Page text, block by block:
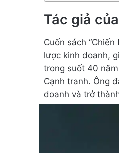
Tác giả
Cuốn sách
lược kinh doanh,
trong suốt 40
Cạnh tranh. Ông
doanh và trở